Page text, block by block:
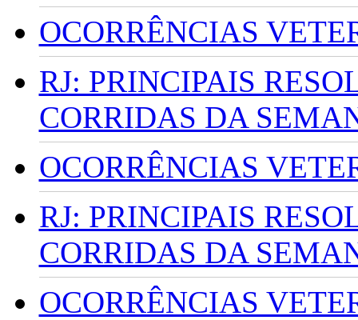
OCORRÊNCIAS
RJ: PRINCIPAIS
CORRIDAS DA
OCORRÊNCIAS
RJ: PRINCIPAIS
CORRIDAS DA
OCORRÊNCIAS